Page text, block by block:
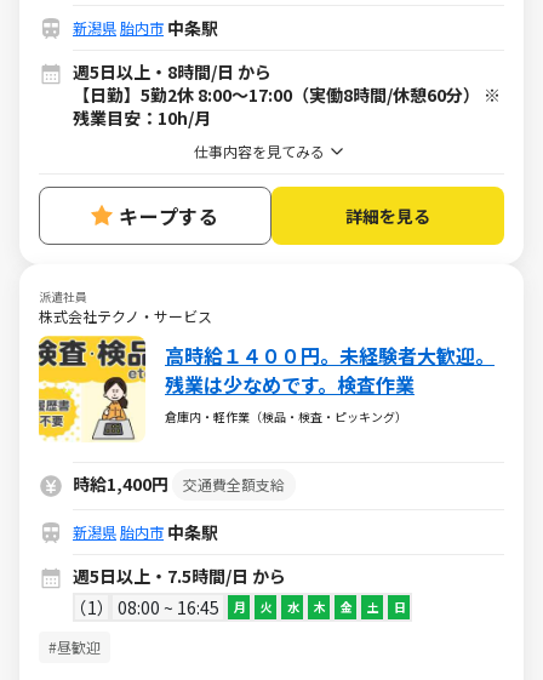
新潟県胎内市 中条駅
週5日以上・8時間/日 から
【日勤】5勤2休 8:00～17:00（実働8時間/休憩60分） ※
残業目安：10h/月
仕事内容を見てみる
キープする 詳細を見る
派遣社員
株式会社テクノ・サービス
高時給１４００円。未経験者大歓迎。
残業は少なめです。検査作業
倉庫内・軽作業（検品・検査・ピッキング）
時給1,400円 交通費全額支給
新潟県胎内市 中条駅
週5日以上・7.5時間/日 から
1
08:00 ~ 16:45 月 火 水 木 金 土 日
#昼歓迎